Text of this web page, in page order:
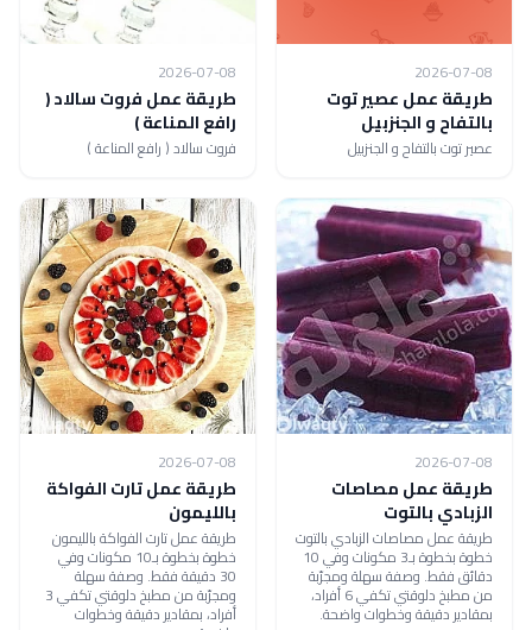
2026-07-08
طريقة عمل عصير توت
بالتفاح و الجنزبيل
عصير توت بالتفاح و الجنزبيل
2026-07-08
طريقة عمل فروت سالاد (
رافع المناعة )
فروت سالاد ( رافع المناعة )
2026-07-08
طريقة عمل مصاصات
الزبادي بالتوت
طريقة عمل مصاصات الزبادي بالتوت
خطوة بخطوة بـ3 مكونات وفي 10
دقائق فقط. وصفة سهلة ومجرّبة
من مطبخ دلوقتي تكفي 6 أفراد،
بمقادير دقيقة وخطوات واضحة.
2026-07-08
طريقة عمل تارت الفواكة
بالليمون
طريقة عمل تارت الفواكة بالليمون
خطوة بخطوة بـ10 مكونات وفي
30 دقيقة فقط. وصفة سهلة
ومجرّبة من مطبخ دلوقتي تكفي 3
أفراد، بمقادير دقيقة وخطوات